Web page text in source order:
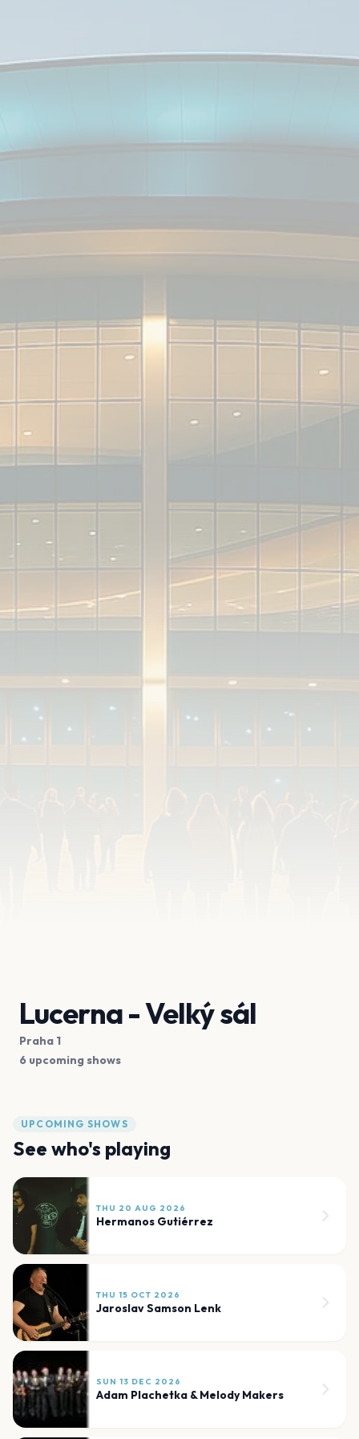
Lucerna - Velký sál
Praha 1
6 upcoming shows
UPCOMING SHOWS
See who's playing
THU 20 AUG 2026
Hermanos Gutiérrez
THU 15 OCT 2026
Jaroslav Samson Lenk
SUN 13 DEC 2026
Adam Plachetka & Melody Makers